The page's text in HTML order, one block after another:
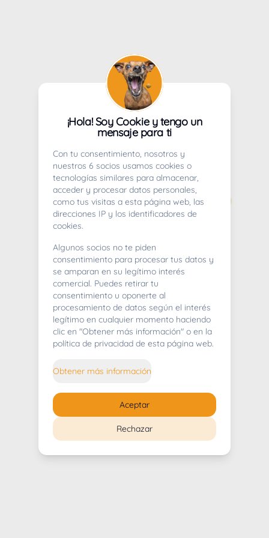
404
Whoops! Lo sentimos mucho.
¡Hola! Soy Cookie y tengo un
mensaje para ti
Con tu consentimiento, nosotros y
nuestros 6 socios usamos cookies o
tecnologías similares para almacenar,
acceder y procesar datos personales,
como tus visitas a esta página web, las
direcciones IP y los identificadores de
cookies.
Algunos socios no te piden
consentimiento para procesar tus datos y
se amparan en su legítimo interés
comercial. Puedes retirar tu
consentimiento u oponerte al
procesamiento de datos según el interés
legítimo en cualquier momento haciendo
clic en "Obtener más información" o en la
política de privacidad de esta página web.
Obtener más información
Rechazar
Aceptar